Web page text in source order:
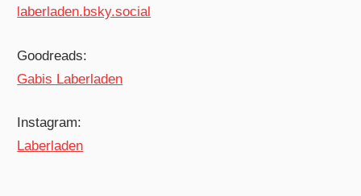
laberladen.bsky.social
Goodreads:
Gabis Laberladen
Instagram:
Laberladen